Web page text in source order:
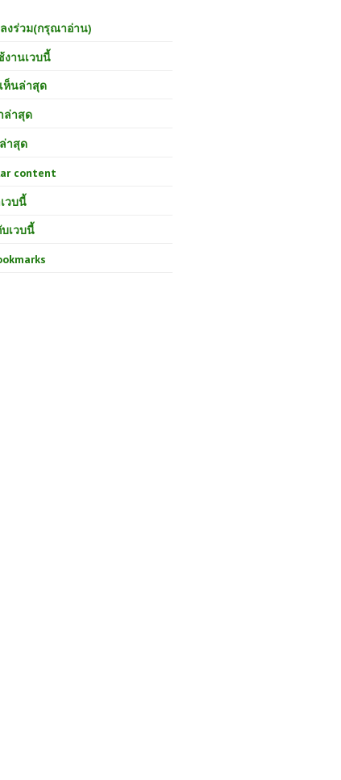
งร่วม(กรุณาอ่าน)
งานเวบนี้
ห็นล่าสุด
ล่าสุด
าสุด
content
วบนี้
บเวบนี้